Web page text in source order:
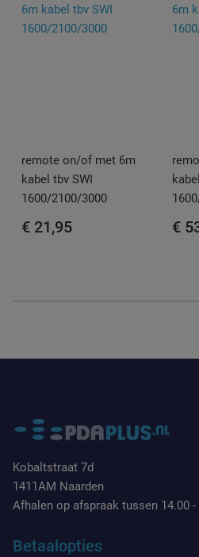
remote on/of met 6m
kabel tbv SWI
1600/2100/3000
€ 21,95 €
Kobaltstraat 7d
1411AM Naarden
Afhalen op afspraak tussen 14.00 -
Betaalopties